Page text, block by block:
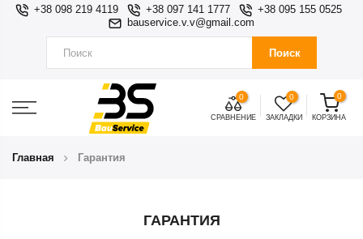
+38 098 219 4119 +38 097 141 1777
+38 095 155 0525
bauservice.v.v@gmail.com
Поиск
0
СРАВНЕНИЕ
0
ЗАКЛАДКИ
0
КОРЗИНА
Главная Гарантия
ГАРАНТИЯ